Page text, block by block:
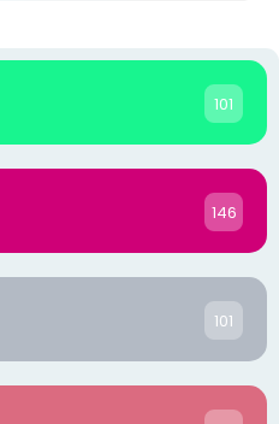
101
146
101